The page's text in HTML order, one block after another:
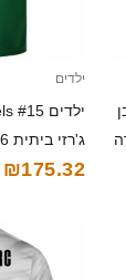
לבן
ילדים
ג'רזי ביתית 2025/26 חולצה קצרה
₪175.32